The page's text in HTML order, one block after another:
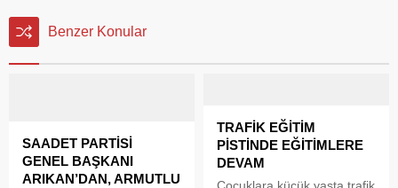
Benzer Konular
SAADET PARTİSİ
GENEL BAŞKANI
ARIKAN’DAN, ARMUTLU
TRAFİK EĞİTİM
PİSTİNDE EĞİTİMLERE
DEVAM